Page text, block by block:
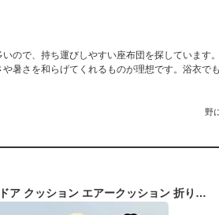
ので、持ち運びしやすい座布団を探しています
暑さを和らげてくれるものが理想です。浴衣で
野
【楽天1位！】アウトドア クッション エアークッション 折りたたみ クッションマット 折り畳み おしりマット 携帯 座布団 運動会 スポーツ観戦 レジャー キャンプ マット シート オフィス レジャーシート